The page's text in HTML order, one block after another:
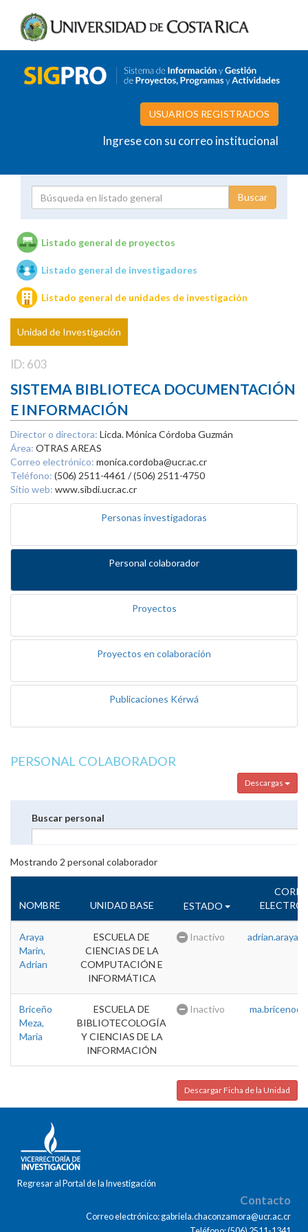
USUARIOS REGISTRADOS
Ingrese con su correo institucional
Unidades de investigación
Listado general de proyectos
Listado general de investigadores
Listado general de unidades de investigación
Unidad de Investigación
ID: 603
SISTEMA BIBLIOTECA DOCUMENTACIÓN
E INFORMACIÓN
Director o directora: Licda. Mónica Córdoba Guzmán
Área: OTRAS AREAS
Correo electrónico: monica.cordoba@ucr.ac.cr
Teléfono: (506) 2511-4461 / (506) 2511-4750
Sitio web: www.sibdi.ucr.ac.cr
Personas investigadoras
Personal colaborador
Proyectos
Proyectos en colaboración
Publicaciones Kérwá
PERSONAL COLABORADOR
Descargas
Buscar personal
Mostrando 2 personal colaborador
NOMBRE UNIDAD BASE ESTADO
Araya
Marin,
Adrian
ESCUELA DE
CIENCIAS DE LA
COMPUTACIÓN E
INFORMÁTICA
Inactivo
Briceño
Meza,
Maria
ESCUELA DE
BIBLIOTECOLOGÍA
Y CIENCIAS DE LA
INFORMACIÓN
Inactivo
Descargar Ficha de la Unidad
Regresar al Portal de la Investigación
Contacto
Correo electrónico: gabriela.chaconzamora@ucr.ac.cr